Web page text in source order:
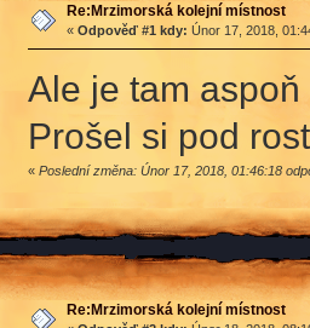
Re:Mrzimorská kolejní místnost
« Odpověď #1 kdy: Únor 17, 2018,
Ale je tam
Prošel si pod
« Poslední změna: Únor 17, 2018, 01:46:18
Re:Mrzimorská kolejní místnost